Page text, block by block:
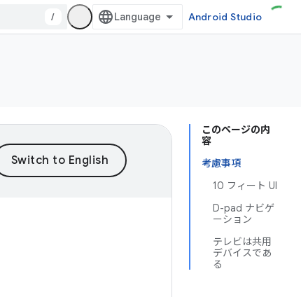
/ Android Studio
このページの内
容
考慮事項
10 フィート UI
D-pad ナビゲ
ーション
テレビは共用
デバイスであ
る